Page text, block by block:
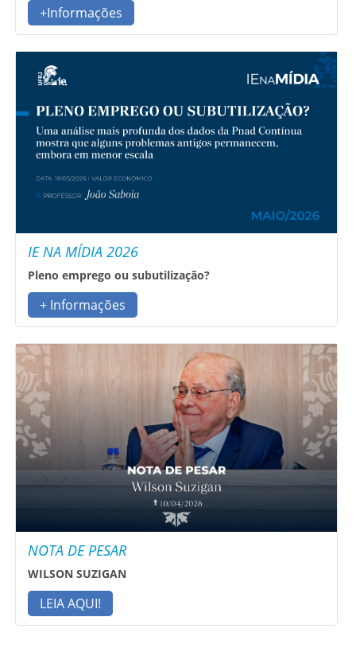
+Informações
IE NA MÍDIA 2026
Pleno emprego ou subutilização?
+ Informações
NOTA DE PESAR
WILSON SUZIGAN
LEIA AQUI!